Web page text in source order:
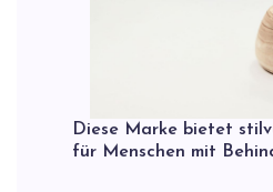
Diese Marke bietet
für Menschen mit